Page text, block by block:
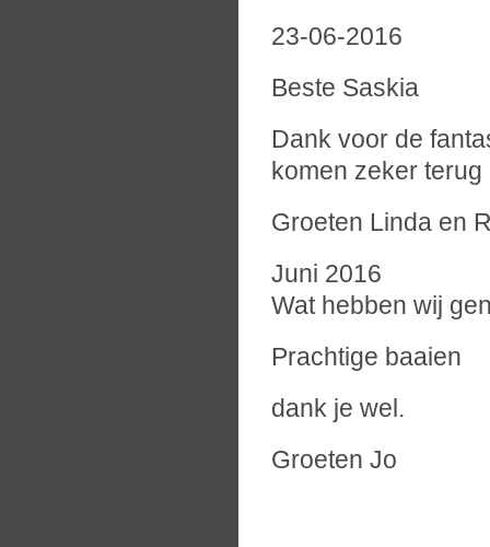
23-06-2016
Beste Saskia
Dank voor de
komen zeker terug
Groeten Linda en
Juni 2016
Wat hebben wij
Prachtige baaien
dank je wel.
Groeten Jo